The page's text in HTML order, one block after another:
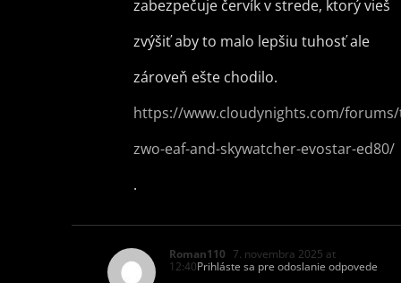
zabezpečuje červík v strede, ktorý vieš
zvýšiť aby to malo lepšiu tuhosť ale
zároveň ešte chodilo.
https://www.cloudynights.com/
zwo-eaf-and-skywatcher-evostar-ed80/
.
Roman110 7. novembra 2025 at
12:40Prihláste sa pre odoslanie odpovede